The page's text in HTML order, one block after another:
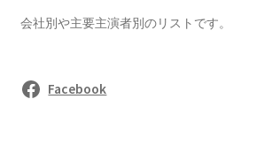
会社別や主要主演者別のリストです。
Facebook